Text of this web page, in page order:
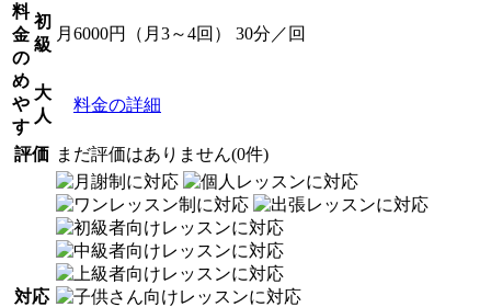
料
金
の
め
や
す
初
級
月6000円（月3～4回） 30分／回
大
人
料金の詳細
評価 まだ評価はありません(0件)
対応